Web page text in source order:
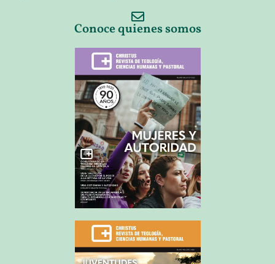
Conoce quienes somos